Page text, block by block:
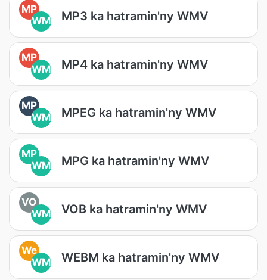
MP
WM
MP3 ka hatramin'ny WMV
MP
WM
MP4 ka hatramin'ny WMV
MP
WM
MPEG ka hatramin'ny WMV
MP
WM
MPG ka hatramin'ny WMV
VO
WM
VOB ka hatramin'ny WMV
We
WM
WEBM ka hatramin'ny WMV